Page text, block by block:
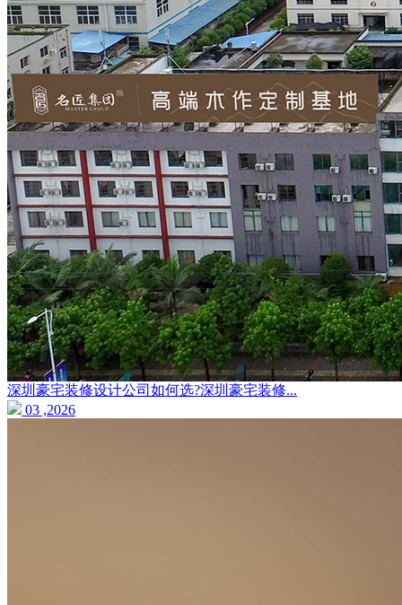
深圳豪宅装修设计公司如何选?深圳豪宅装修...
03 ,2026